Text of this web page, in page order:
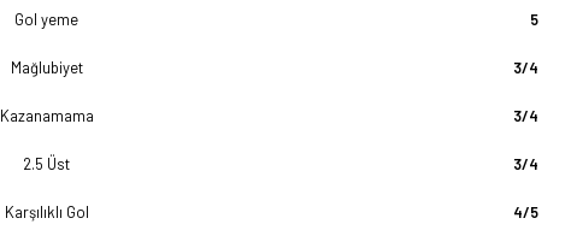
Gol yeme 5
Mağlubiyet 3/4
Kazanamama 3/4
2.5 Üst 3/4
Karşılıklı Gol 4/5